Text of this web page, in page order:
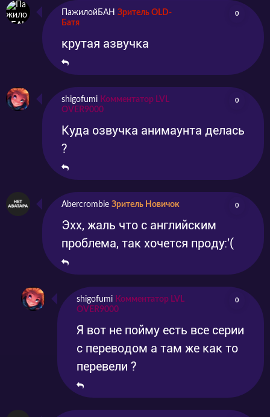
ПажилойБАН Зритель OLD-
Батя
0
крутая азвучка
shigofumi Комментатор LVL
OVER9000
0
Куда озвучка анимаунта делась
?
Abercrombie Зритель Новичок 0
Эхх, жаль что с английским
проблема, так хочется проду:'(
shigofumi Комментатор LVL
OVER9000
0
Я вот не пойму есть все серии
с переводом а там же как то
перевели ?